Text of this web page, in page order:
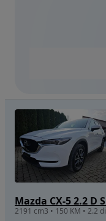
Mazda CX-5 2.2 D
2191 cm3 • 150 KM • 2.2